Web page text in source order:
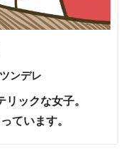
ンデレ
ックな女子。
ています。